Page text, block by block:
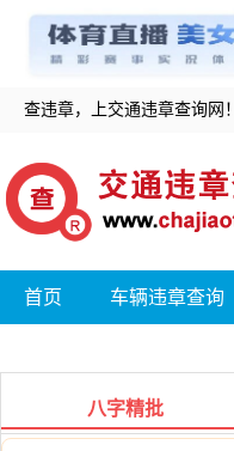
查违章，上交通违章查询网！
首页 车辆违章查询
八字精批